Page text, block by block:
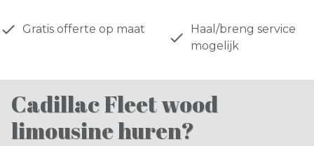
done Gratis offerte op maat
done
Haal/breng service
mogelijk
Cadillac Fleet wood
limousine huren?